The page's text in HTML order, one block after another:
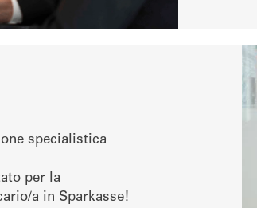
specialistica
per la
a in Sparkasse!